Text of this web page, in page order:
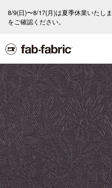
8/9(日)〜8/17(月)は夏季休業いたし
をご確認ください。